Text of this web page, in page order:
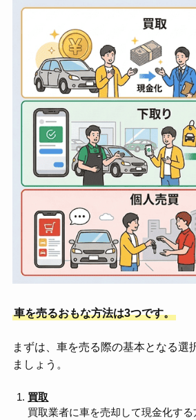
車を売るおもな方法は3つです。
まずは、車を売る際の基本となる選
ましょう。
買取
買取業者に車を売却して現金化す